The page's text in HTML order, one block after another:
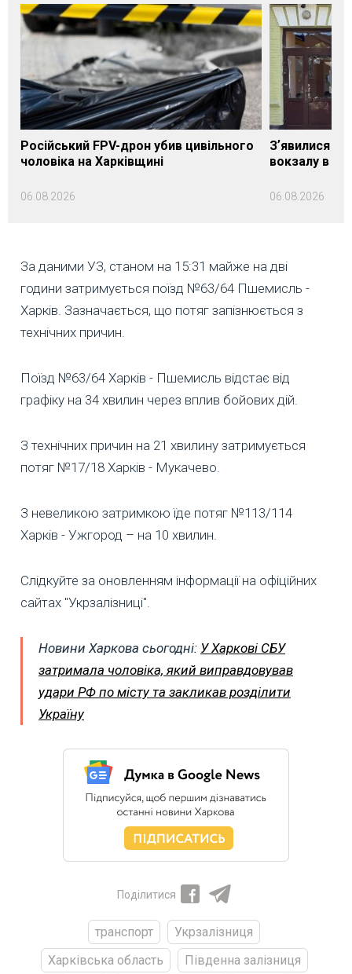
Російський FPV-дрон убив цивільного
чоловіка на Харківщині
06.08.2026
Зʼявилися
вокзалу в
06.08.2026
За даними УЗ, станом на 15:31 майже на дві
години затримується поїзд №63/64 Пшемисль -
Харків. Зазначається, що потяг запізнюється з
технічних причин.
Поїзд №63/64 Харків - Пшемисль відстає від
графіку на 34 хвилин через вплив бойових дій.
З технічних причин на 21 хвилину затримується
потяг №17/18 Харків - Мукачево.
З невеликою затримкою їде потяг №113/114
Харків - Ужгород – на 10 хвилин.
Слідкуйте за оновленням інформації на офіційних
сайтах "Укрзалізниці".
Новини Харкова сьогодні: У Харкові СБУ
затримала чоловіка, який виправдовував
удари РФ по місту та закликав розділити
Україну
Поділитися
транспорт
Укрзалізниця
Харківська область
Південна залізниця